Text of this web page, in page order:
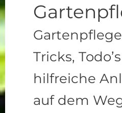
Tricks,
hilfreiche
auf dem